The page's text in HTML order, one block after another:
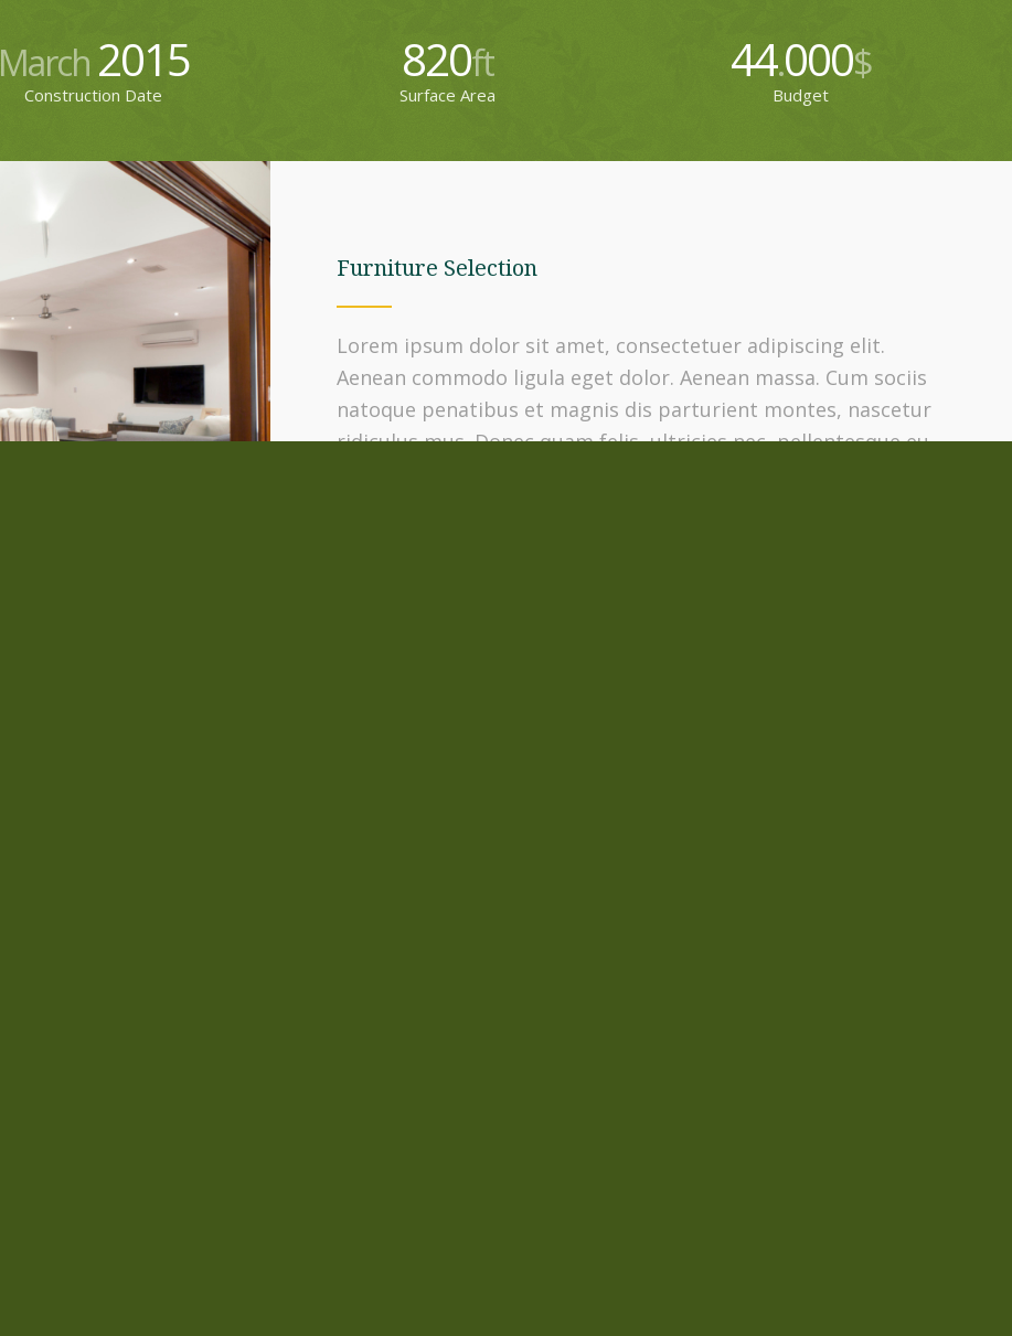
March 2015
Construction Date
820ft
Surface Area
44.000$
Budget
Furniture Selection
Lorem ipsum dolor sit amet, consectetuer adipiscing elit.
Aenean commodo ligula eget dolor. Aenean massa. Cum sociis
natoque penatibus et magnis dis parturient montes, nascetur
ridiculus mus. Donec quam felis, ultricies nec, pellentesque eu,